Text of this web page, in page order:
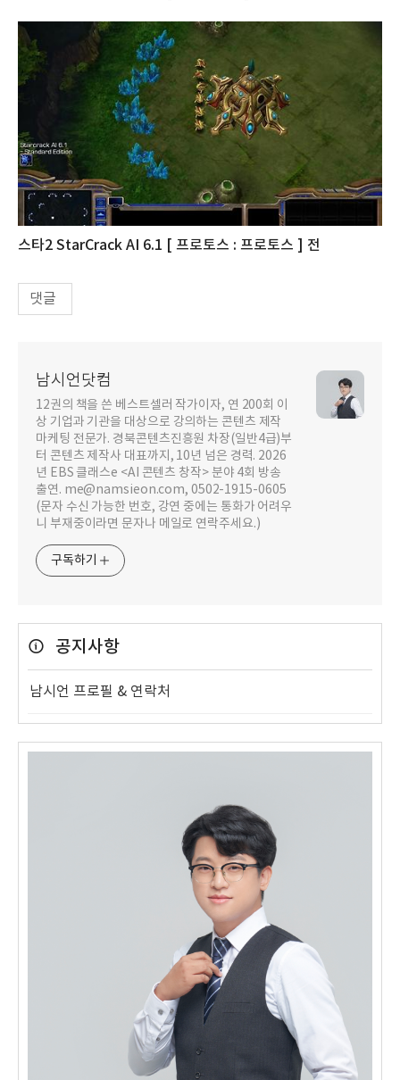
스타2 StarCrack AI 6.1 [ 프로토스 : 프로토스 ] 전
댓글
남시언닷컴
12권의 책을 쓴 베스트셀러 작가이자, 연 200회 이
상 기업과 기관을 대상으로 강의하는 콘텐츠 제작
마케팅 전문가. 경북콘텐츠진흥원 차장(일반4급)부
터 콘텐츠 제작사 대표까지, 10년 넘은 경력. 2026
년 EBS 클래스e <AI 콘텐츠 창작> 분야 4회 방송
출연. me@namsieon.com, 0502-1915-0605
(문자 수신 가능한 번호, 강연 중에는 통화가 어려우
니 부재중이라면 문자나 메일로 연락주세요.)
구독하기
공지사항
남시언 프로필 & 연락처